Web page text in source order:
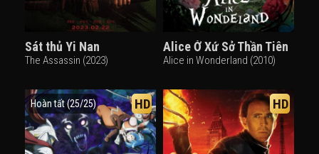
Sát thủ Yi Nan
The Assassin (2023)
Alice Ở Xứ Sở Thần Tiên
Alice in Wonderland (2010)
Hoàn tất (25/25) HD HD